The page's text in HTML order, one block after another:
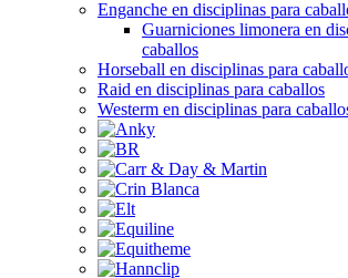
Enganche en disciplinas para
Guarniciones limonera en
caballos
Horseball en disciplinas para
Raid en disciplinas para caballos
Westerm en disciplinas para